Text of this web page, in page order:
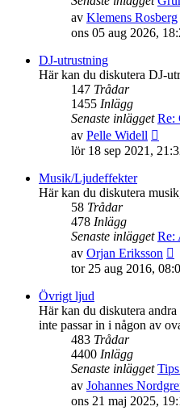
av Klemens Rosberg
ons 05 aug 2026,
DJ-utrustning
Här kan du diskutera DJ-
147 Trådar
1455 Inlägg
Senaste inlägget Re:
av Pelle Widell
till
lör 18 sep 2021,
Musik/Ljudeffekter
Här kan du diskutera
58 Trådar
478 Inlägg
Senaste inlägget Re:
av Orjan Eriksson
tor 25 aug 2016,
Övrigt ljud
Här kan du diskutera
inte passar in i någon av
483 Trådar
4400 Inlägg
Senaste inlägget
av Johannes
ons 21 maj 2025,